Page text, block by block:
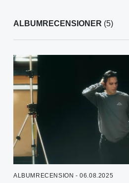
ALBUMRECENSIONER (5)
ALBUMRECENSION - 06.08.2025